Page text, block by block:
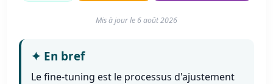
Mis à jour le 6 août 2026
✦ En bref
Le fine-tuning est le processus d'ajustement